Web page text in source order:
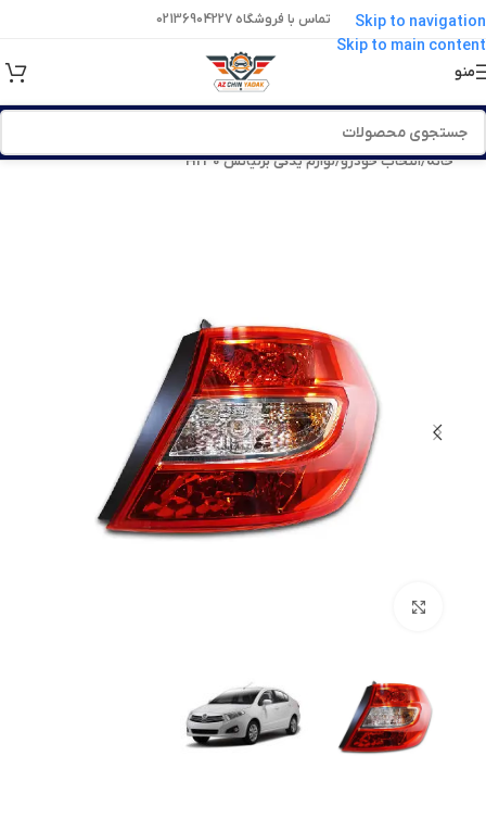
Skip to navigation
Skip to main content
تماس با فروشگاه 02136904227
منو
خانه/انتخاب خودرو/لوازم یدکی برلیانس H230